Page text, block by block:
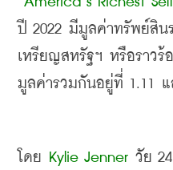
ปี
2022 มีมูลค่าทรัพย์สิน
เหรียญสหรัฐฯ หรือราวร้
มูลค่ารวมกันอยู่ที่ 1.11
โดย Kylie Jenner วัย 24